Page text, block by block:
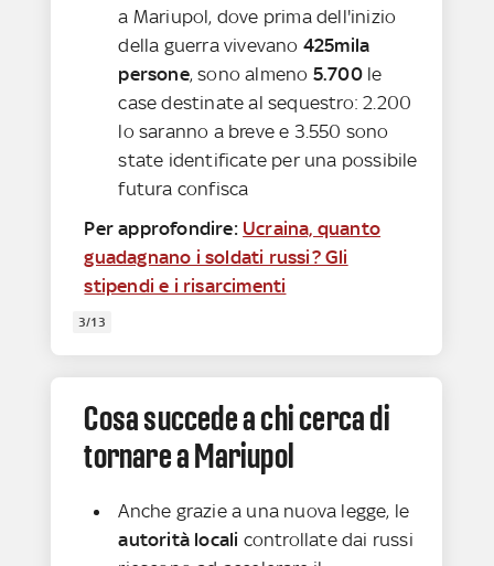
a Mariupol, dove prima dell'inizio
della guerra vivevano 425mila
persone, sono almeno 5.700le
case destinate al sequestro: 2.200
lo saranno a breve e 3.550 sono
state identificate per una possibile
futura confisca
Per approfondire: Ucraina, quanto
guadagnano i soldati russi? Gli
stipendi e i risarcimenti
3/13
Cosa succede a chi cerca di
tornare a Mariupol
Anche grazie a una nuova legge, le
autorità locali controllate dai russi